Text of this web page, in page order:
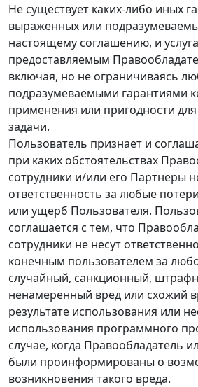
Не существует каких-либо иных
выраженных или
настоящему соглашению, и
предоставляемым
включая, но не ограничиваясь
подразумеваемыми гарантиями
применения или пригодности
задачи.
Пользователь признает и
при каких обстоятельствах
сотрудники и/или его Партнеры
ответственность за любые
или ущерб Пользователя.
соглашается с тем, что
сотрудники не несут
конечным пользователем за
случайный, санкционный,
ненамеренный вред или схожий
результате использования или
использования программного
случае, когда Правообладатель
были проинформированы о
возникновения такого вреда.